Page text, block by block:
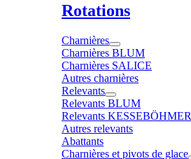
Rotations
Charnières
Charnières BLUM
Charnières SALICE
Autres charnières
Relevants
Relevants BLUM
Relevants KESSEBÖHMER
Autres relevants
Abattants
Charnières et pivots de glace